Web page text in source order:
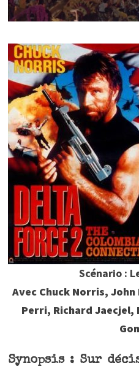
Scénario :
Avec Chuck Norris, John
Perri, Richard Jaecjel,
Synopsis : Sur